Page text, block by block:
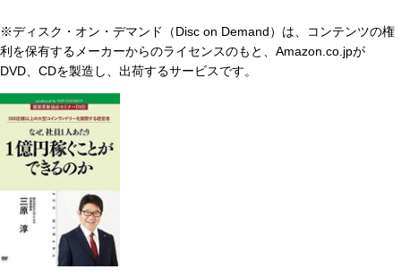
※ディスク・オン・デマンド（Disc on Demand）は、コンテンツの権
利を保有するメーカーからのライセンスのもと、Amazon.co.jpが
DVD、CDを製造し、出荷するサービスです。